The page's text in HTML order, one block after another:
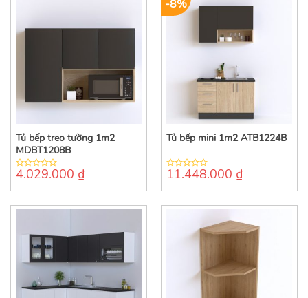
Tủ bếp treo tường 1m2
MDBT1208B
0
of
4.029.000 ₫
-8%
Tủ bếp mini 1m2 ATB1224B
0
of
11.448.000 ₫